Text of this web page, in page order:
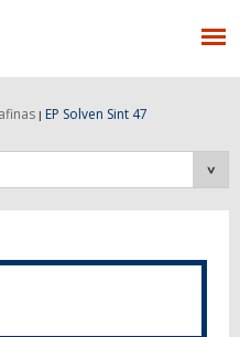
| EP Solven Sint 47